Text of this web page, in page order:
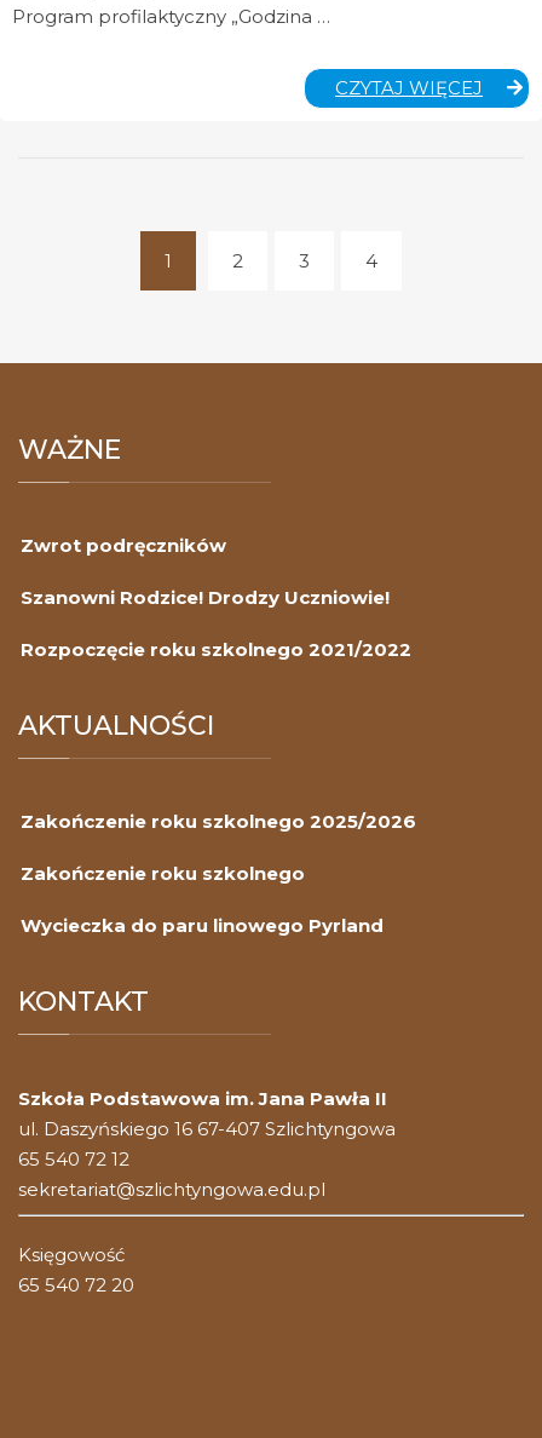
Program profilaktyczny „Godzina …
CZYTAJ WIĘCEJ
DLA
1
2 3 4
WAŻNE
Zwrot podręczników
Szanowni Rodzice! Drodzy Uczniowie!
Rozpoczęcie roku szkolnego 2021/2022
AKTUALNOŚCI
Zakończenie roku szkolnego 2025/2026
Zakończenie roku szkolnego
Wycieczka do paru linowego Pyrland
KONTAKT
Szkoła Podstawowa im. Jana Pawła II
ul. Daszyńskiego 16 67-407 Szlichtyngowa
65 540 72 12
sekretariat@szlichtyngowa.edu.pl
Księgowość
65 540 72 20